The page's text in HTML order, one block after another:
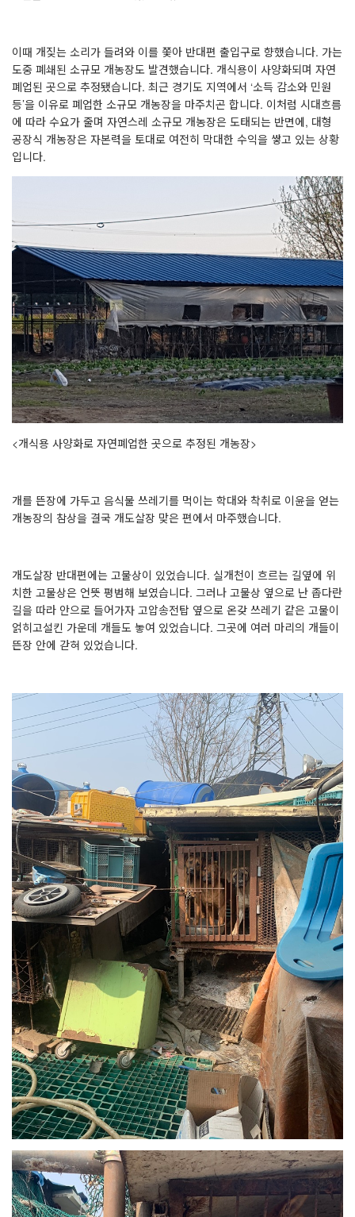
이때 개짖는 소리가 들려와 이를 쫓아 반대편 출입구로 향했습니다. 가는
도중 폐쇄된 소규모 개농장도 발견했습니다. 개식용이 사양화되며 자연
폐업된 곳으로 추정됐습니다. 최근 경기도 지역에서 ‘소득 감소와 민원
등’을 이유로 폐업한 소규모 개농장을 마주치곤 합니다. 이처럼 시대흐름
에 따라 수요가 줄며 자연스레 소규모 개농장은 도태되는 반면에, 대형
공장식 개농장은 자본력을 토대로 여전히 막대한 수익을 쌓고 있는 상황
입니다.
<개식용 사양화로 자연폐업한 곳으로 추정된 개농장>
개를 뜬장에 가두고 음식물 쓰레기를 먹이는 학대와 착취로 이윤을 얻는
개농장의 참상을 결국 개도살장 맞은 편에서 마주했습니다.
개도살장 반대편에는 고물상이 있었습니다. 실개천이 흐르는 길옆에 위
치한 고물상은 언뜻 평범해 보였습니다. 그러나 고물상 옆으로 난 좁다란
길을 따라 안으로 들어가자 고압송전탑 옆으로 온갖 쓰레기 같은 고물이
얽히고설킨 가운데 개들도 놓여 있었습니다. 그곳에 여러 마리의 개들이
뜬장 안에 갇혀 있었습니다.